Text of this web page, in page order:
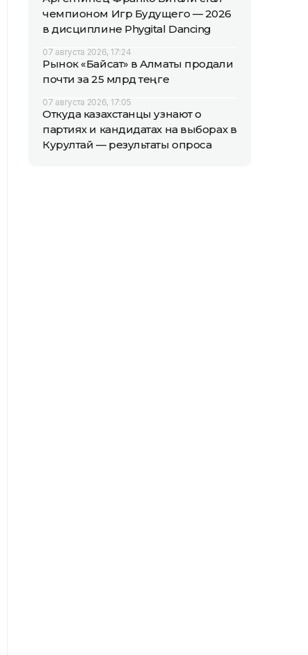
чемпионом Игр Будущего — 2026
в дисциплине Phygital Dancing
07 августа 2026, 17:24
Рынок «Байсат» в Алматы продали
почти за 25 млрд теңге
07 августа 2026, 17:05
Откуда казахстанцы узнают о
партиях и кандидатах на выборах в
Курултай — результаты опроса